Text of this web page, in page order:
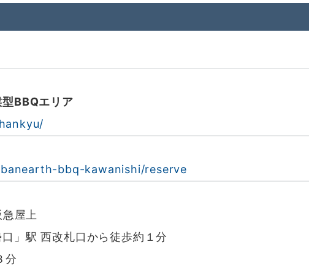
BBQエリア
bbq-kawanishi/reserve
屋上
」駅 西改札口から徒歩約１分